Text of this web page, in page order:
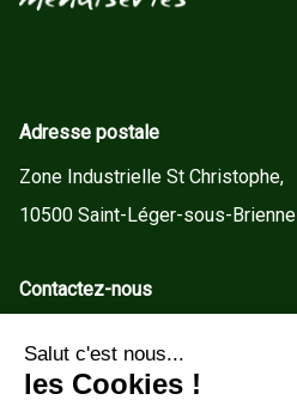
Adresse postale
Zone Industrielle St Christophe,
10500 Saint-Léger-sous-Brienne
Contactez-nous
Tel : +33(0)3 25 92 78 60